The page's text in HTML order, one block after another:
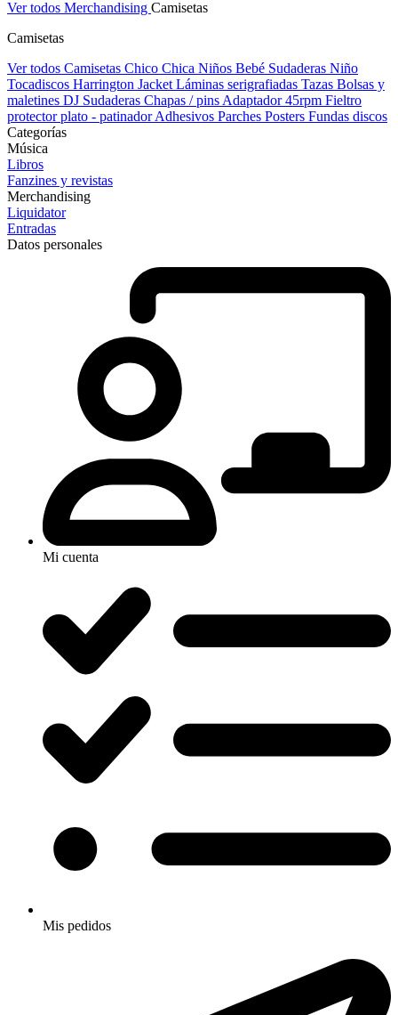
Ver todos Merchandising Camisetas
Camisetas
Ver todos Camisetas Chico Chica Niños Bebé Sudaderas Niño
Tocadiscos Harrington Jacket Láminas serigrafiadas Tazas Bolsas y
maletines DJ Sudaderas Chapas / pins Adaptador 45rpm Fieltro
protector plato - patinadorAdhesivos Parches Posters Fundas discos
Categorías
Música
Libros
Fanzines y revistas
Merchandising
Liquidator
Entradas
Datos personales
Mi cuenta
Mis pedidos